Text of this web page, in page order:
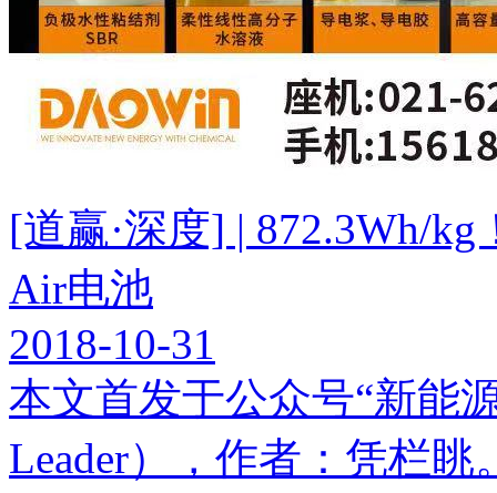
[道赢·深度] | 872.3Wh/
Air电池
2018-10-31
本文首发于公众号“新能
Leader），作者：凭栏